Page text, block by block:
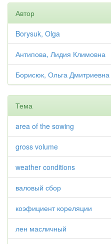
Автор
Borysuk, Olga
Антипова, Лидия Климовна
Борисюк, Ольга Дмитриевна
Тема
area of the sowing
gross volume
weather conditions
валовый сбор
коэфициент кореляции
лен масличный